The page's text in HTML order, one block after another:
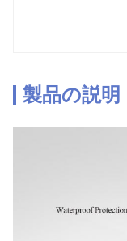
製品の説明